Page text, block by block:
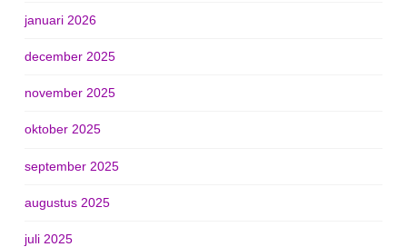
januari 2026
december 2025
november 2025
oktober 2025
september 2025
augustus 2025
juli 2025